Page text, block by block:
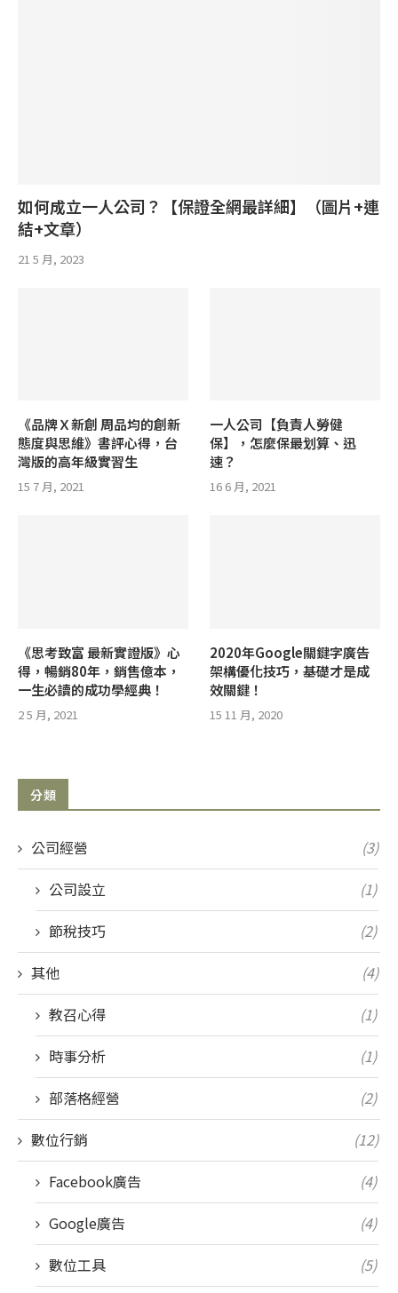
如何成立一人公司？【保證全網最詳細】（圖片+連
結+文章）
21 5 月, 2023
《品牌Ｘ新創 周品均的創新
態度與思維》書評心得，台
灣版的高年級實習生
15 7 月, 2021
一人公司【負責人勞健
保】，怎麼保最划算、迅
速？
16 6 月, 2021
《思考致富 最新實證版》心
得，暢銷80年，銷售億本，
一生必讀的成功學經典！
2 5 月, 2021
2020年Google關鍵字廣告
架構優化技巧，基礎才是成
效關鍵！
15 11 月, 2020
分類
公司經營
(3)
公司設立
(1)
節稅技巧
(2)
其他
(4)
教召心得
(1)
時事分析
(1)
部落格經營
(2)
數位行銷
(12)
Facebook廣告
(4)
Google廣告
(4)
數位工具
(5)